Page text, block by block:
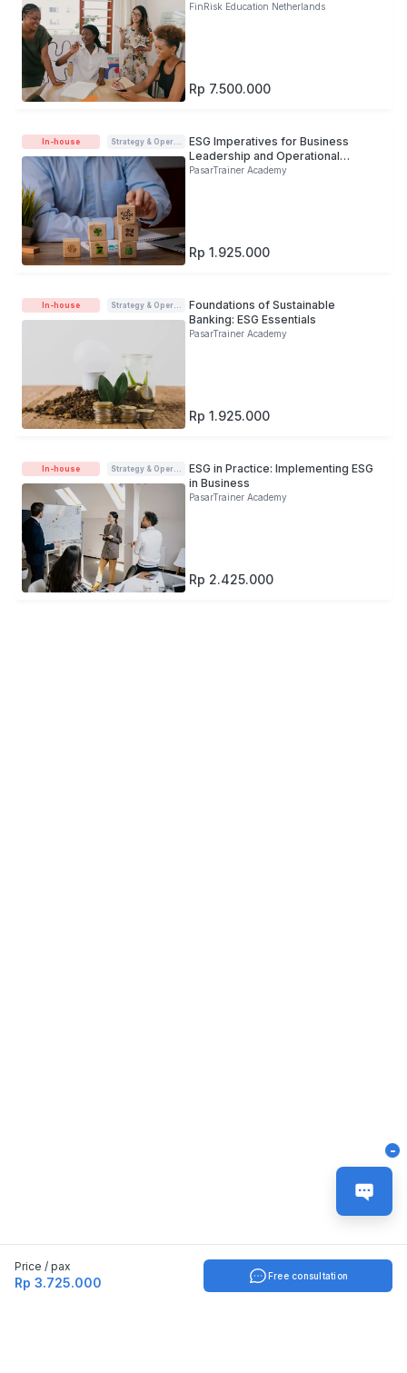
-
FinRisk Education Netherlands
Rp 7.500.000
In-house Strategy & Operations
ESG Imperatives for Business
Leadership and Operational
Excellence
PasarTrainer Academy
Rp 1.925.000
In-house Strategy & Operations
Foundations of Sustainable
Banking: ESG Essentials
PasarTrainer Academy
Rp 1.925.000
In-house Strategy & Operations
ESG in Practice: Implementing ESG
in Business
PasarTrainer Academy
Rp 2.425.000
Price / pax
Rp 3.725.000 Free consultation